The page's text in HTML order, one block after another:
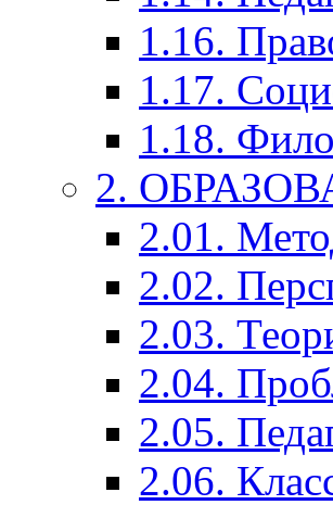
1.16.
1.17.
1.18.
2.
2.01.
2.02.
2.03.
2.04.
2.05.
2.06.